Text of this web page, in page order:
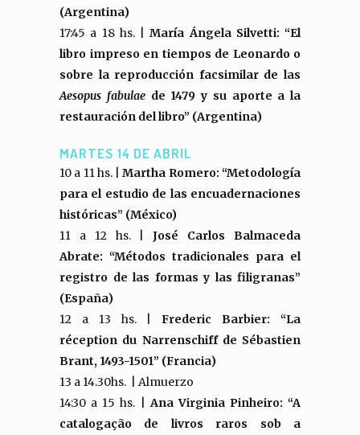
(Argentina)
17:45 a 18 hs. |María Ángela Silvetti: “El
libro impreso en tiempos de Leonardo o
sobre la reproducción facsimilar de las
Aesopus fabulaede 1479 y su aporte a la
restauración del libro” (Argentina)
MARTES 14 DE ABRIL
10 a 11 hs. |Martha Romero: “Metodología
para el estudio de las encuadernaciones
históricas” (México)
11 a 12 hs. |José Carlos Balmaceda
Abrate: “Métodos tradicionales para el
registro de las formas y las filigranas”
(España)
12 a 13 hs. |Frederic Barbier: “La
réception du Narrenschiff de Sébastien
Brant, 1493-1501” (Francia)
13 a 14.30hs. | Almuerzo
14:30 a 15 hs. |
Ana Virginia Pinheiro: “A
catalogação de livros raros sob a